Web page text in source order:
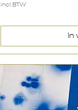
incl.BTW
In